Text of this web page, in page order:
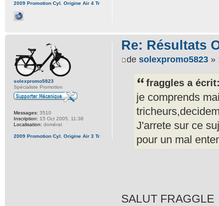
2009 Promotion Cyl. Origine Air 4 Tr
Re: Résultats
de solexpromo5823 »
fraggles a
je comprends
J'arrete sur ce
pour un mal
SALUT FRAGGLE
solexpromo5823
Spécialiste Promotion
Messages: 3510
Inscription: 15 Oct 2005, 11:38
Localisation: domérat
2009 Promotion Cyl. Origine Air 3 Tr